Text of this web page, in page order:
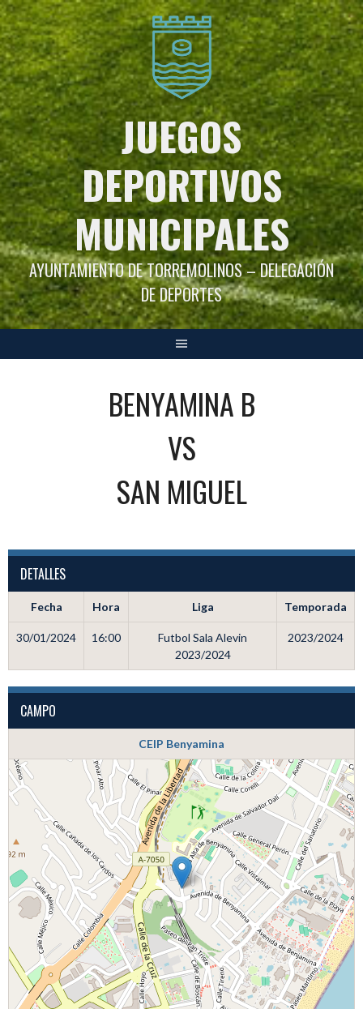
Saltar
al
contenido
JUEGOS
DEPORTIVOS
MUNICIPALES
AYUNTAMIENTO DE TORREMOLINOS – DELEGACIÓN
DE DEPORTES
BENYAMINA B
VS
SAN MIGUEL
DETALLES
Fecha Hora Liga Temporada
30/01/2024 16:00
Futbol Sala Alevin
2023/2024
2023/2024
CAMPO
CEIP Benyamina